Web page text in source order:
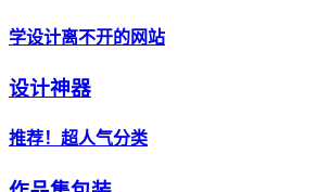
学设计离不开的网站
设计神器
推荐！超人气分类